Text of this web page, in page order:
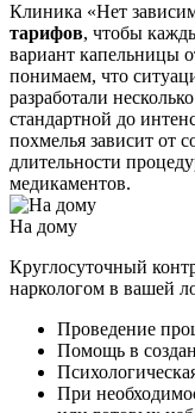
Клиника «Нет
тарифов, чтобы
вариант капельницы
понимаем, что
разработали
стандартной до
похмелья зависит от
длительности
медикаментов.
На дому
Круглосуточный
наркологом в вашей
Проведение
Помощь в
При